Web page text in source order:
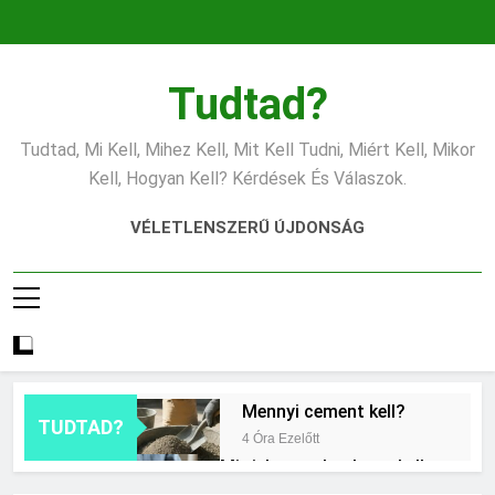
Tudtad?
Tudtad, Mi Kell, Mihez Kell, Mit Kell Tudni, Miért Kell, Mikor
Kell, Hogyan Kell? Kérdések És Válaszok.
VÉLETLENSZERŰ ÚJDONSÁG
TUDTAD?
Mennyi cement kell?
4 Óra Ezelőtt
Mit jelent a thm hogy kell